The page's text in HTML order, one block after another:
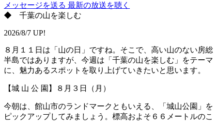
メッセージを送る 最新の放送を聴く
◆ 千葉の山を楽しむ
2026/8/7 UP!
８月１１日は「山の日」ですね。そこで、高い山のない房総
半島ではありますが、今週は「千葉の山を楽しむ」をテーマ
に、魅力あるスポットを取り上げていきたいと思います。
【城 山 公 園】８月３日（月）
今朝は、館山市のランドマークともいえる、「城山公園」を
ピックアップしてみましょう。標高およそ６６メートルのこ